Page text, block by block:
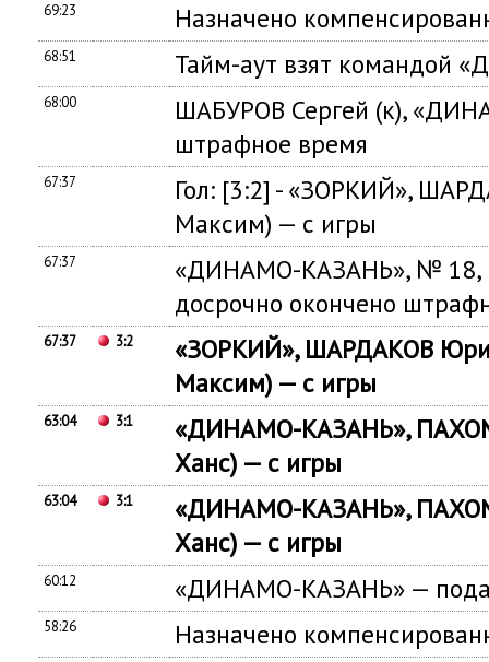
69:23 Назначено
68:51 Тайм-аут взят командой
68:00
ШАБУРОВ Сергей (к),
штрафное время
67:37
Гол: [3:2] - «ЗОРКИЙ»,
Максим) — с игры
67:37
«ДИНАМО-КАЗАНЬ», № 18,
досрочно окончено
67:37 3:2
«ЗОРКИЙ», ШАРДАКОВ
Максим) — с игры
63:04 3:1
«ДИНАМО-КАЗАНЬ»,
Ханс) — с игры
63:04 3:1
«ДИНАМО-КАЗАНЬ»,
Ханс) — с игры
60:12 «ДИНАМО-КАЗАНЬ» —
58:26 Назначено